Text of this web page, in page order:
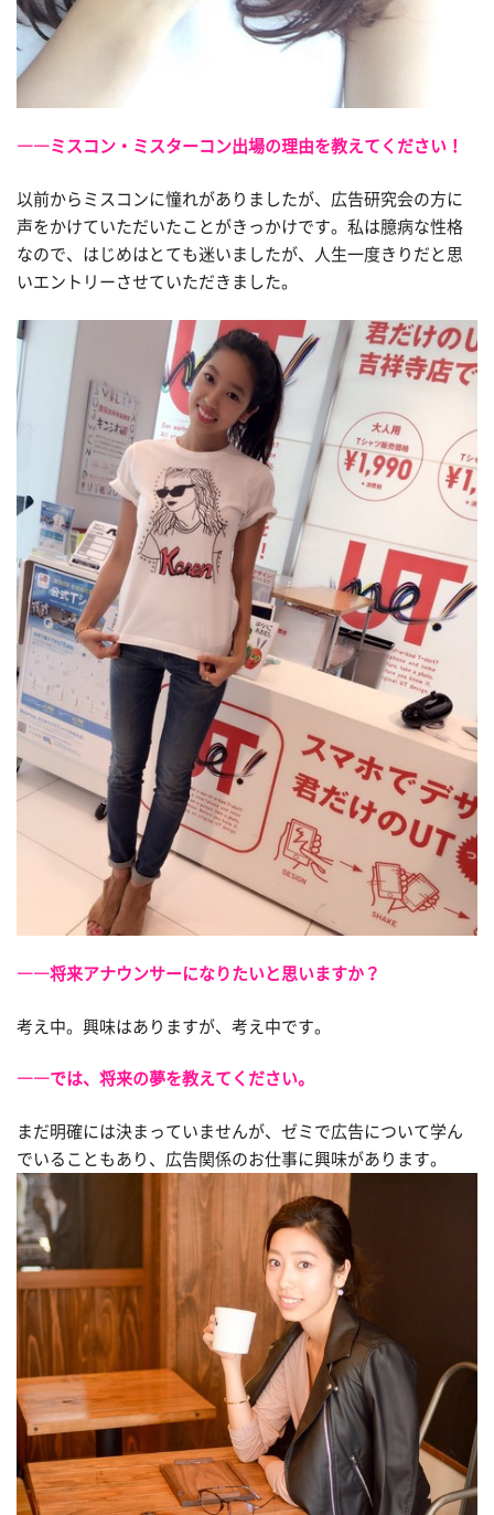
――ミスコン・ミスターコン出場の理由を教えてください！
以前からミスコンに憧れがありましたが、広告研究会の方に
声をかけていただいたことがきっかけです。私は臆病な性格
なので、はじめはとても迷いましたが、人生一度きりだと思
いエントリーさせていただきました。
――将来アナウンサーになりたいと思いますか？
考え中。興味はありますが、考え中です。
――では、将来の夢を教えてください。
まだ明確には決まっていませんが、ゼミで広告について学ん
でいることもあり、広告関係のお仕事に興味があります。